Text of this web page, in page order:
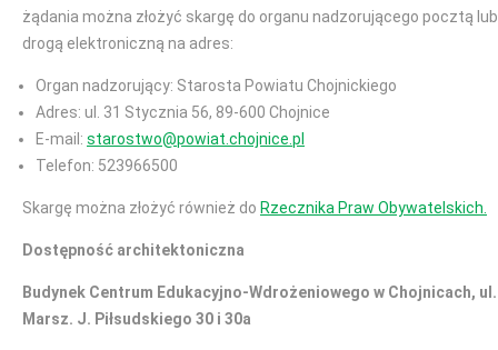
żądania można złożyć skargę do organu nadzorującego pocztą lub
drogą elektroniczną na adres:
Organ nadzorujący: Starosta Powiatu Chojnickiego
Adres: ul. 31 Stycznia 56, 89-600 Chojnice
E-mail: starostwo@powiat.chojnice.pl
Telefon: 523966500
Skargę można złożyć również do Rzecznika Praw Obywatelskich.
Dostępność architektoniczna
Budynek Centrum Edukacyjno-Wdrożeniowego w Chojnicach, ul.
Marsz. J. Piłsudskiego 30 i 30a